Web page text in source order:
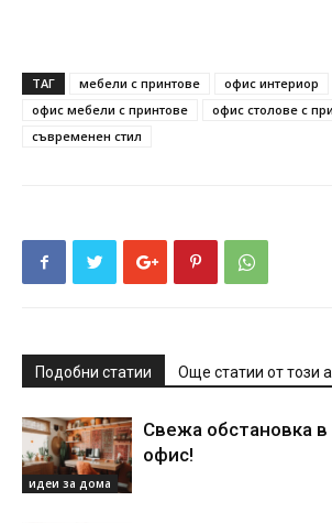
ТАГ мебели с принтове
офис интериор
офис мебели с принтове
офис столове с
съвременен стил
Подобни статии Още статии от този
идеи за дома
Свежа обстановка
офис!